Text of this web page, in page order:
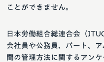
ことができません。
日本労働組合総連合会（
会社員や公務員、パート、
間の管理方法に関するアン